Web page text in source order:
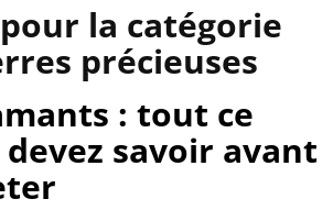
la catégorie
précieuses
: tout ce
savoir avant